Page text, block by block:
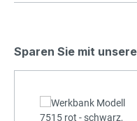
Sparen Sie mit